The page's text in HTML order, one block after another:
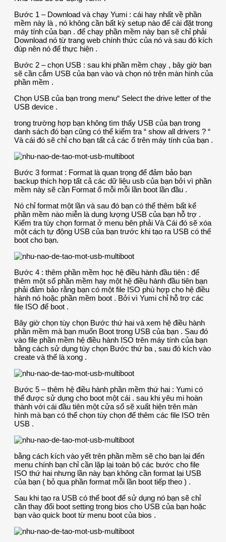
Bước 1 – Download và chạy Yumi : cái hay nhất về phần
mềm này là , nó không cần bất kỳ setup nào để cài đặt trong
máy tính của bạn . để chạy phần mềm này bạn sẽ chỉ phải
Download nó từ trang web chính thức của nó và sau đó kích
đúp nên nó để thực hiện .
Bước 2 – chọn USB : sau khi phần mềm chạy , bây giờ bạn
sẽ cần cắm USB của bạn vào và chọn nó trên màn hình của
phần mềm .
Chọn USB của bạn trong menu“ Select the drive letter of the
USB device .
trong trường hợp bạn không tìm thấy USB của bạn trong
danh sách đó bạn cũng có thể kiểm tra “ show all drivers ? “
Và cái đó sẽ chỉ cho bạn tất cả các ổ trên máy tính của bạn .
Bước 3 format : Format là quan trọng để đảm bảo bạn
backup thích hợp tất cả các dữ liệu usb của bạn bởi vì phần
mềm này sẽ cần Format ổ mỗi mỗi lần boot lần đầu .
Nó chỉ format một lần và sau đó bạn có thể thêm bất kể
phần mềm nào miễn là dung lượng USB của bạn hỗ trợ .
Kiểm tra tùy chọn format ở menu bên phải Và Cái đó sẽ xóa
một cách tự động USB của bạn trước khi tạo ra USB có thể
boot cho bạn.
Bước 4 : thêm phần mềm học hệ điều hành đầu tiên : để
thêm một số phần mềm hay một hệ điều hành đầu tiên bạn
phải đảm bảo rằng bạn có một file ISO phù hợp cho hệ điều
hành nó hoặc phần mềm boot . Bởi vì Yumi chỉ hỗ trợ các
file ISO để boot .
Bây giờ chọn tùy chọn Bước thứ hai và xem hệ điều hành
phần mềm mà bạn muốn Boot trong USB của bạn . Sau đó
vào file phần mềm hệ điều hành ISO trên máy tính của bạn
bằng cách sử dụng tùy chọn Bước thứ ba , sau đó kích vào
create và thế là xong .
Bước 5 – thêm hệ điều hành phần mềm thứ hai : Yumi có
thể được sử dụng cho boot một cái . sau khi yêu mi hoàn
thành với cái đầu tiên một cửa sổ sẽ xuất hiện trên màn
hình mà bạn có thể chọn tùy chọn để thêm các file ISO trên
USB .
bằng cách kích vào yết trên phần mềm sẽ cho bạn lại đến
menu chính bạn chỉ cần lặp lại toàn bộ các bước cho file
ISO thứ hai nhưng lần này bạn không cần format lại USB
của bạn ( bỏ qua phần format mỗi lần boot tiếp theo ) .
Sau khi tạo ra USB có thể boot để sử dụng nó bạn sẽ chỉ
cần thay đổi boot setting trong bios cho USB của bạn hoặc
bạn vào quick boot từ menu boot của bios .